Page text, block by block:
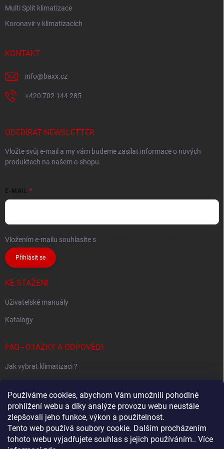
Používáme cookies, abychom Vám umožnili pohodlné
prohlížení webu a díky analýze provozu webu neustále
zlepšovali jeho funkce, výkon a použitelnost.
Tento web používá soubory cookie. Dalším procházením
tohoto webu vyjadřujete souhlas s jejich používáním.. Více
Multi Split klimatizace
Koronavir v klimatizacích
KONTAKT
info@baxx.cz
+420 702 144 285
ODEBÍRAT NEWSLETTER
Vložte svůj e-mail a my vám budeme zasílat informace o nových
produktech na našem e-shopu.
E-MAIL
Vložením e-mailu souhlasíte s
Přihlásit se
KE STAŽENÍ
Uživatelské manuály
Katalogy
FAQ - OTÁZKY A ODPOVĚDI
Jak vybrat klimatizaci ?
Jak určit potřebný výkon klimatizace ?
Sestavování Multi-Split systémů